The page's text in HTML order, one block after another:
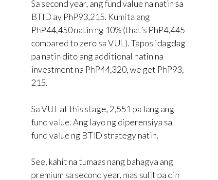
Sa second year, ang fund value na natin sa
BTID ay PhP93,215. Kumita ang
PhP44,450 natin ng 10% (that’s PhP4,445
compared to zero sa VUL). Tapos idagdag
pa natin dito ang additional natin na
investment na PhP44,320, we get PhP93,
215.
Sa VUL at this stage, 2,551 pa lang ang
fund value. Ang layo ng diperensiya sa
fund value ng BTID strategy natin.
See, kahit na tumaas nang bahagya ang
premium sa second year, mas sulit pa din